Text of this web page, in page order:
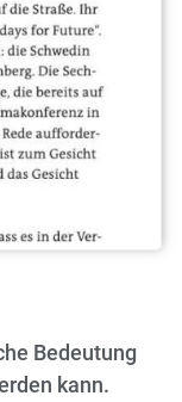
Bedeutung
kann.